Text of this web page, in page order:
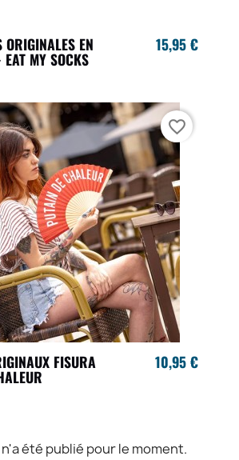
ORIGINALES EN
MY SOCKS
15,95 €
FISURA 10,95 €
favorite_border
été publié pour le moment.